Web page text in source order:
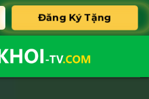
Đăng Ký Tặng